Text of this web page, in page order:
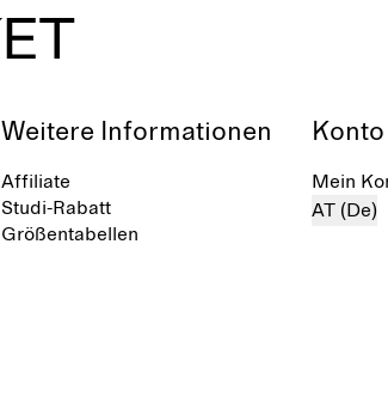
Weitere Informationen
Affiliate
Studi-Rabatt
Größentabellen
Mein
AT (De)